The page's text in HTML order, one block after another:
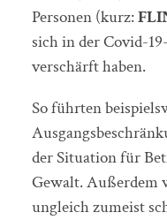
Personen (kurz:
sich in der Covid-
verschärft haben.
So führten
der Situation für
Gewalt. Außerdem
ungleich zumeist